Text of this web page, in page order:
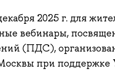
2025 г. для
вебинары,
(ПДС),
при поддержке